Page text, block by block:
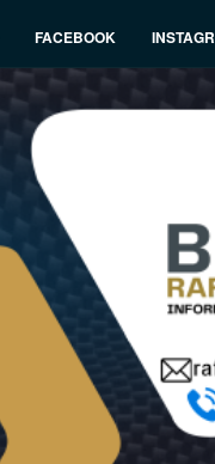
FACEBOOK